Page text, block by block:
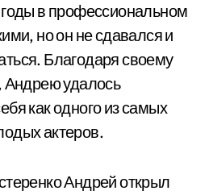
в профессиональном
но он не сдавался и
Благодаря своему
Андрею удалось
как одного из самых
актеров.
Андрей открыл